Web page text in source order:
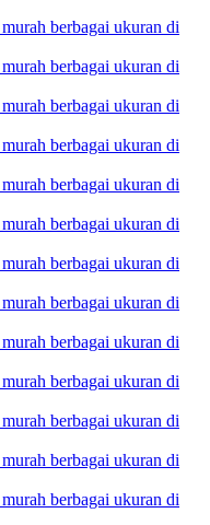
berbagai ukuran di
berbagai ukuran di
berbagai ukuran di
berbagai ukuran di
berbagai ukuran di
berbagai ukuran di
berbagai ukuran di
berbagai ukuran di
berbagai ukuran di
berbagai ukuran di
berbagai ukuran di
berbagai ukuran di
berbagai ukuran di